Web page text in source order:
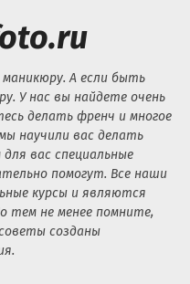
А если быть
У нас вы найдете очень
делать френч и многое
научили вас делать
вас специальные
помогут. Все наши
курсы и являются
тем не менее помните,
созданы